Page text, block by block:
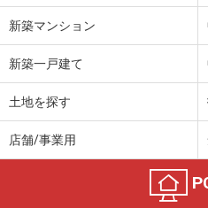
新築マンション
新築一戸建て
土地を探す
店舗/事業用